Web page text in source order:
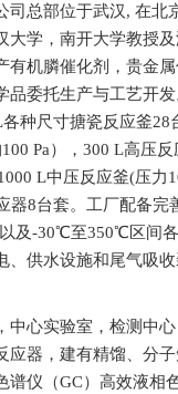
司总部位于武汉, 在北
大学，南开大学教授
有机膦催化剂，贵金
品委托生产与工艺开发
各种尺寸搪瓷反应釜28
Pa），300 L高压
L中压反应釜(压力
器8台套。工厂配备完
及-30℃至350℃区间
、供水设施和尾气吸
中心实验室，检测中
应器，建有精馏、分
谱仪（GC）高效液相